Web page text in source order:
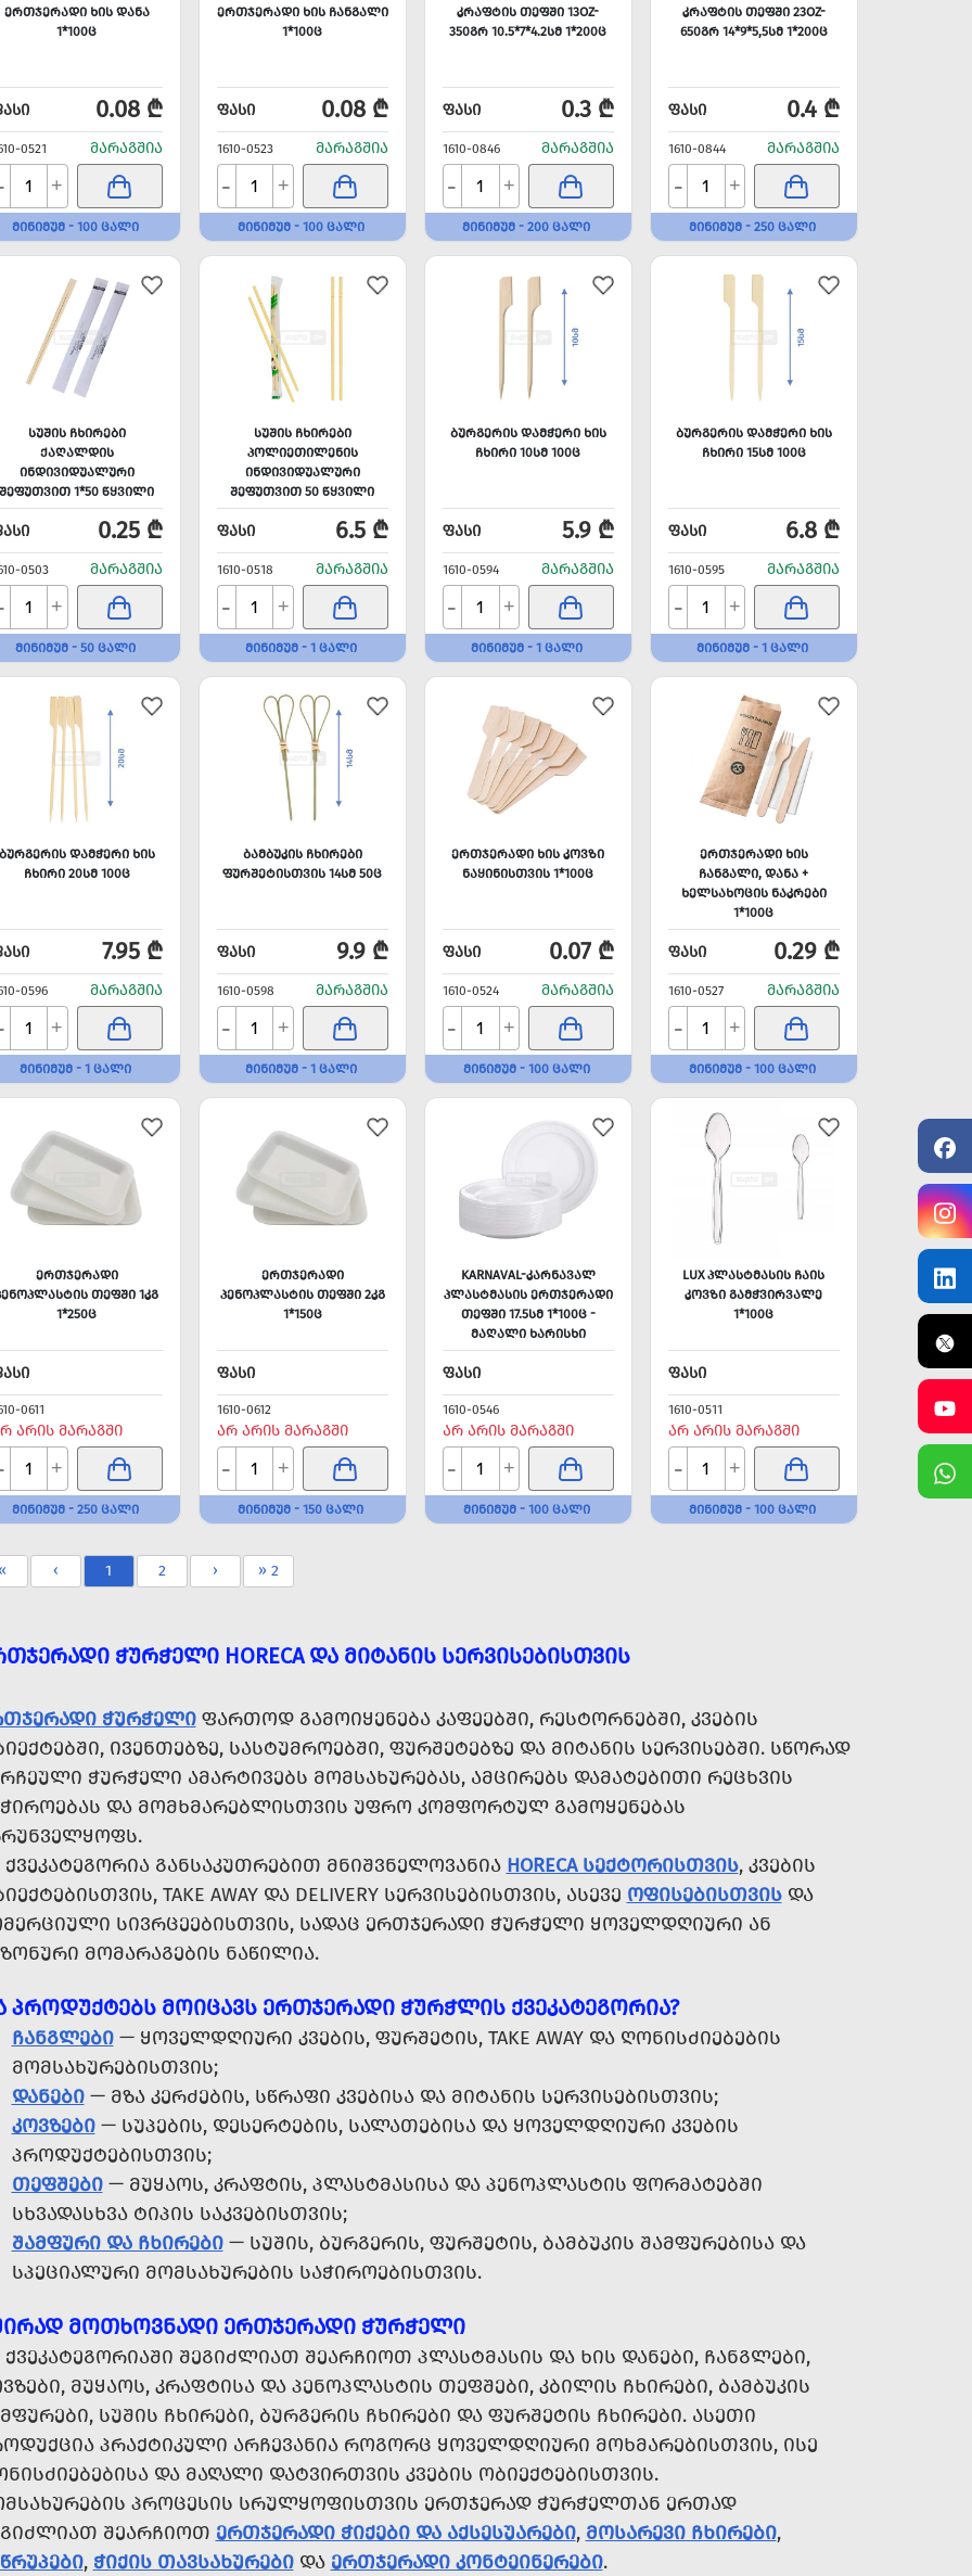
ᲔᲠᲗᲯᲔᲠᲐᲓᲘ ᲮᲘᲡ ᲓᲐᲜᲐ
1*100Ც
0.08 ₾
0521 ᲛᲐᲠᲐᲒᲨᲘᲐ
+
ᲛᲘᲜᲘᲛᲣᲛ - 100 ᲪᲐᲚᲘ
ᲔᲠᲗᲯᲔᲠᲐᲓᲘ ᲮᲘᲡ ᲩᲐᲜᲒᲐᲚᲘ
1*100Ც
ᲤᲐᲡᲘ 0.08 ₾
1610-0523 ᲛᲐᲠᲐᲒᲨᲘᲐ
- +
ᲛᲘᲜᲘᲛᲣᲛ - 100 ᲪᲐᲚᲘ
ᲙᲠᲐᲤᲢᲘᲡ ᲗᲔᲤᲨᲘ 13OZ-
350ᲒᲠ 10.5*7*4.2ᲡᲛ 1*200Ც
ᲤᲐᲡᲘ 0.3 ₾
1610-0846 ᲛᲐᲠᲐᲒᲨᲘᲐ
- +
ᲛᲘᲜᲘᲛᲣᲛ - 200 ᲪᲐᲚᲘ
ᲙᲠᲐᲤᲢᲘᲡ ᲗᲔᲤᲨᲘ 23OZ-
650ᲒᲠ 14*9*5,5ᲡᲛ 1*200Ც
ᲤᲐᲡᲘ 0.4 ₾
1610-0844 ᲛᲐᲠᲐᲒᲨᲘᲐ
- +
ᲛᲘᲜᲘᲛᲣᲛ - 250 ᲪᲐᲚᲘ
ᲡᲣᲨᲘᲡ ᲩᲮᲘᲠᲔᲑᲘ
ᲥᲐᲦᲐᲚᲓᲘᲡ
ᲘᲜᲓᲘᲕᲘᲓᲣᲐᲚᲣᲠᲘ
ᲨᲔᲤᲣᲗᲕᲘᲗ 1*50 ᲬᲧᲕᲘᲚᲘ
0.25 ₾
0503 ᲛᲐᲠᲐᲒᲨᲘᲐ
+
ᲛᲘᲜᲘᲛᲣᲛ - 50 ᲪᲐᲚᲘ
ᲡᲣᲨᲘᲡ ᲩᲮᲘᲠᲔᲑᲘ
ᲞᲝᲚᲘᲔᲗᲘᲚᲔᲜᲘᲡ
ᲘᲜᲓᲘᲕᲘᲓᲣᲐᲚᲣᲠᲘ
ᲨᲔᲤᲣᲗᲕᲘᲗ 50 ᲬᲧᲕᲘᲚᲘ
ᲤᲐᲡᲘ 6.5 ₾
1610-0518 ᲛᲐᲠᲐᲒᲨᲘᲐ
- +
ᲛᲘᲜᲘᲛᲣᲛ - 1 ᲪᲐᲚᲘ
ᲑᲣᲠᲒᲔᲠᲘᲡ ᲓᲐᲛᲭᲔᲠᲘ ᲮᲘᲡ
ᲩᲮᲘᲠᲘ 10ᲡᲛ 100Ც
ᲤᲐᲡᲘ 5.9 ₾
1610-0594 ᲛᲐᲠᲐᲒᲨᲘᲐ
- +
ᲛᲘᲜᲘᲛᲣᲛ - 1 ᲪᲐᲚᲘ
ᲑᲣᲠᲒᲔᲠᲘᲡ ᲓᲐᲛᲭᲔᲠᲘ ᲮᲘᲡ
ᲩᲮᲘᲠᲘ 15ᲡᲛ 100Ც
ᲤᲐᲡᲘ 6.8 ₾
1610-0595 ᲛᲐᲠᲐᲒᲨᲘᲐ
- +
ᲛᲘᲜᲘᲛᲣᲛ - 1 ᲪᲐᲚᲘ
ᲓᲐᲛᲭᲔᲠᲘ ᲮᲘᲡ
ᲩᲮᲘᲠᲘ 20ᲡᲛ 100Ც
7.95 ₾
0596 ᲛᲐᲠᲐᲒᲨᲘᲐ
+
ᲛᲘᲜᲘᲛᲣᲛ - 1 ᲪᲐᲚᲘ
ᲑᲐᲛᲑᲣᲙᲘᲡ ᲩᲮᲘᲠᲔᲑᲘ
ᲤᲣᲠᲨᲔᲢᲘᲡᲗᲕᲘᲡ 14ᲡᲛ 50Ც
ᲤᲐᲡᲘ 9.9 ₾
1610-0598 ᲛᲐᲠᲐᲒᲨᲘᲐ
- +
ᲛᲘᲜᲘᲛᲣᲛ - 1 ᲪᲐᲚᲘ
ᲔᲠᲗᲯᲔᲠᲐᲓᲘ ᲮᲘᲡ ᲙᲝᲕᲖᲘ
ᲜᲐᲧᲘᲜᲘᲡᲗᲕᲘᲡ 1*100Ც
ᲤᲐᲡᲘ 0.07 ₾
1610-0524 ᲛᲐᲠᲐᲒᲨᲘᲐ
- +
ᲛᲘᲜᲘᲛᲣᲛ - 100 ᲪᲐᲚᲘ
ᲔᲠᲗᲯᲔᲠᲐᲓᲘ ᲮᲘᲡ
ᲩᲐᲜᲒᲐᲚᲘ, ᲓᲐᲜᲐ +
ᲮᲔᲚᲡᲐᲮᲝᲪᲘᲡ ᲜᲐᲙᲠᲔᲑᲘ
1*100Ც
ᲤᲐᲡᲘ 0.29 ₾
1610-0527 ᲛᲐᲠᲐᲒᲨᲘᲐ
- +
ᲛᲘᲜᲘᲛᲣᲛ - 100 ᲪᲐᲚᲘ
ᲔᲠᲗᲯᲔᲠᲐᲓᲘ
ᲗᲔᲤᲨᲘ 1ᲙᲒ
1*250Ც
0611
ᲐᲠᲘᲡ ᲛᲐᲠᲐᲒᲨᲘ
+
ᲛᲘᲜᲘᲛᲣᲛ - 250 ᲪᲐᲚᲘ
ᲔᲠᲗᲯᲔᲠᲐᲓᲘ
ᲞᲔᲜᲝᲞᲚᲐᲡᲢᲘᲡ ᲗᲔᲤᲨᲘ 2ᲙᲒ
1*150Ც
ᲤᲐᲡᲘ
1610-0612
ᲐᲠ ᲐᲠᲘᲡ ᲛᲐᲠᲐᲒᲨᲘ
- +
ᲛᲘᲜᲘᲛᲣᲛ - 150 ᲪᲐᲚᲘ
KARNAVAL-ᲙᲐᲠᲜᲐᲕᲐᲚ
ᲞᲚᲐᲡᲢᲛᲐᲡᲘᲡ ᲔᲠᲗᲯᲔᲠᲐᲓᲘ
ᲗᲔᲤᲨᲘ 17.5ᲡᲛ 1*100Ც -
ᲛᲐᲦᲐᲚᲘ ᲮᲐᲠᲘᲡᲮᲘ
ᲤᲐᲡᲘ
1610-0546
ᲐᲠ ᲐᲠᲘᲡ ᲛᲐᲠᲐᲒᲨᲘ
- +
ᲛᲘᲜᲘᲛᲣᲛ - 100 ᲪᲐᲚᲘ
LUX ᲞᲚᲐᲡᲢᲛᲐᲡᲘᲡ ᲩᲐᲘᲡ
ᲙᲝᲕᲖᲘ ᲒᲐᲛᲭᲕᲘᲠᲕᲐᲚᲔ
1*100Ც
ᲤᲐᲡᲘ
1610-0511
ᲐᲠ ᲐᲠᲘᲡ ᲛᲐᲠᲐᲒᲨᲘ
- +
ᲛᲘᲜᲘᲛᲣᲛ - 100 ᲪᲐᲚᲘ
‹ 1 2 › » 2
ᲭᲣᲠᲭᲔᲚᲘ HORECA ᲓᲐ ᲛᲘᲢᲐᲜᲘᲡ ᲡᲔᲠᲕᲘᲡᲔᲑᲘᲡᲗᲕᲘᲡ
ᲭᲣᲠᲭᲔᲚᲘᲤᲐᲠᲗᲝᲓ ᲒᲐᲛᲝᲘᲧᲔᲜᲔᲑᲐ ᲙᲐᲤᲔᲔᲑᲨᲘ, ᲠᲔᲡᲢᲝᲠᲜᲔᲑᲨᲘ, ᲙᲕᲔᲑᲘᲡ
ᲘᲕᲔᲜᲗᲔᲑᲖᲔ, ᲡᲐᲡᲢᲣᲛᲠᲝᲔᲑᲨᲘ, ᲤᲣᲠᲨᲔᲢᲔᲑᲖᲔ ᲓᲐ ᲛᲘᲢᲐᲜᲘᲡ ᲡᲔᲠᲕᲘᲡᲔᲑᲨᲘ. ᲡᲬᲝᲠᲐᲓ
ᲭᲣᲠᲭᲔᲚᲘ ᲐᲛᲐᲠᲢᲘᲕᲔᲑᲡ ᲛᲝᲛᲡᲐᲮᲣᲠᲔᲑᲐᲡ, ᲐᲛᲪᲘᲠᲔᲑᲡ ᲓᲐᲛᲐᲢᲔᲑᲘᲗᲘ ᲠᲔᲪᲮᲕᲘᲡ
ᲓᲐ ᲛᲝᲛᲮᲛᲐᲠᲔᲑᲚᲘᲡᲗᲕᲘᲡ ᲣᲤᲠᲝ ᲙᲝᲛᲤᲝᲠᲢᲣᲚ ᲒᲐᲛᲝᲧᲔᲜᲔᲑᲐᲡ
ᲥᲕᲔᲙᲐᲢᲔᲒᲝᲠᲘᲐ ᲒᲐᲜᲡᲐᲙᲣᲗᲠᲔᲑᲘᲗ ᲛᲜᲘᲨᲕᲜᲔᲚᲝᲕᲐᲜᲘᲐ HORECA ᲡᲔᲥᲢᲝᲠᲘᲡᲗᲕᲘᲡ, ᲙᲕᲔᲑᲘᲡ
TAKE AWAY ᲓᲐ DELIVERY ᲡᲔᲠᲕᲘᲡᲔᲑᲘᲡᲗᲕᲘᲡ, ᲐᲡᲔᲕᲔ ᲝᲤᲘᲡᲔᲑᲘᲡᲗᲕᲘᲡᲓᲐ
ᲡᲘᲕᲠᲪᲔᲔᲑᲘᲡᲗᲕᲘᲡ, ᲡᲐᲓᲐᲪ ᲔᲠᲗᲯᲔᲠᲐᲓᲘ ᲭᲣᲠᲭᲔᲚᲘ ᲧᲝᲕᲔᲚᲓᲦᲘᲣᲠᲘ ᲐᲜ
ᲛᲝᲛᲐᲠᲐᲒᲔᲑᲘᲡ ᲜᲐᲬᲘᲚᲘᲐ.
ᲞᲠᲝᲓᲣᲥᲢᲔᲑᲡ ᲛᲝᲘᲪᲐᲕᲡ ᲔᲠᲗᲯᲔᲠᲐᲓᲘ ᲭᲣᲠᲭᲚᲘᲡ ᲥᲕᲔᲙᲐᲢᲔᲒᲝᲠᲘᲐ?
ᲩᲐᲜᲒᲚᲔᲑᲘ— ᲧᲝᲕᲔᲚᲓᲦᲘᲣᲠᲘ ᲙᲕᲔᲑᲘᲡ, ᲤᲣᲠᲨᲔᲢᲘᲡ, TAKE AWAY ᲓᲐ ᲦᲝᲜᲘᲡᲫᲘᲔᲑᲔᲑᲘᲡ
ᲛᲝᲛᲡᲐᲮᲣᲠᲔᲑᲘᲡᲗᲕᲘᲡ;
ᲓᲐᲜᲔᲑᲘ— ᲛᲖᲐ ᲙᲔᲠᲫᲔᲑᲘᲡ, ᲡᲬᲠᲐᲤᲘ ᲙᲕᲔᲑᲘᲡᲐ ᲓᲐ ᲛᲘᲢᲐᲜᲘᲡ ᲡᲔᲠᲕᲘᲡᲔᲑᲘᲡᲗᲕᲘᲡ;
ᲙᲝᲕᲖᲔᲑᲘ— ᲡᲣᲞᲔᲑᲘᲡ, ᲓᲔᲡᲔᲠᲢᲔᲑᲘᲡ, ᲡᲐᲚᲐᲗᲔᲑᲘᲡᲐ ᲓᲐ ᲧᲝᲕᲔᲚᲓᲦᲘᲣᲠᲘ ᲙᲕᲔᲑᲘᲡ
ᲞᲠᲝᲓᲣᲥᲢᲔᲑᲘᲡᲗᲕᲘᲡ;
ᲗᲔᲤᲨᲔᲑᲘ— ᲛᲣᲧᲐᲝᲡ, ᲙᲠᲐᲤᲢᲘᲡ, ᲞᲚᲐᲡᲢᲛᲐᲡᲘᲡᲐ ᲓᲐ ᲞᲔᲜᲝᲞᲚᲐᲡᲢᲘᲡ ᲤᲝᲠᲛᲐᲢᲔᲑᲨᲘ
ᲡᲮᲕᲐᲓᲐᲡᲮᲕᲐ ᲢᲘᲞᲘᲡ ᲡᲐᲙᲕᲔᲑᲘᲡᲗᲕᲘᲡ;
ᲨᲐᲛᲤᲣᲠᲘ ᲓᲐ ᲩᲮᲘᲠᲔᲑᲘ— ᲡᲣᲨᲘᲡ, ᲑᲣᲠᲒᲔᲠᲘᲡ, ᲤᲣᲠᲨᲔᲢᲘᲡ, ᲑᲐᲛᲑᲣᲙᲘᲡ ᲨᲐᲛᲤᲣᲠᲔᲑᲘᲡᲐ ᲓᲐ
ᲡᲞᲔᲪᲘᲐᲚᲣᲠᲘ ᲛᲝᲛᲡᲐᲮᲣᲠᲔᲑᲘᲡ ᲡᲐᲭᲘᲠᲝᲔᲑᲘᲡᲗᲕᲘᲡ.
ᲛᲝᲗᲮᲝᲕᲜᲐᲓᲘ ᲔᲠᲗᲯᲔᲠᲐᲓᲘ ᲭᲣᲠᲭᲔᲚᲘ
ᲥᲕᲔᲙᲐᲢᲔᲒᲝᲠᲘᲐᲨᲘ ᲨᲔᲒᲘᲫᲚᲘᲐᲗ ᲨᲔᲐᲠᲩᲘᲝᲗ ᲞᲚᲐᲡᲢᲛᲐᲡᲘᲡ ᲓᲐ ᲮᲘᲡ ᲓᲐᲜᲔᲑᲘ, ᲩᲐᲜᲒᲚᲔᲑᲘ,
ᲛᲣᲧᲐᲝᲡ, ᲙᲠᲐᲤᲢᲘᲡᲐ ᲓᲐ ᲞᲔᲜᲝᲞᲚᲐᲡᲢᲘᲡ ᲗᲔᲤᲨᲔᲑᲘ, ᲙᲑᲘᲚᲘᲡ ᲩᲮᲘᲠᲔᲑᲘ, ᲑᲐᲛᲑᲣᲙᲘᲡ
ᲡᲣᲨᲘᲡ ᲩᲮᲘᲠᲔᲑᲘ, ᲑᲣᲠᲒᲔᲠᲘᲡ ᲩᲮᲘᲠᲔᲑᲘ ᲓᲐ ᲤᲣᲠᲨᲔᲢᲘᲡ ᲩᲮᲘᲠᲔᲑᲘ. ᲐᲡᲔᲗᲘ
ᲞᲠᲐᲥᲢᲘᲙᲣᲚᲘ ᲐᲠᲩᲔᲕᲐᲜᲘᲐ ᲠᲝᲒᲝᲠᲪ ᲧᲝᲕᲔᲚᲓᲦᲘᲣᲠᲘ ᲛᲝᲮᲛᲐᲠᲔᲑᲘᲡᲗᲕᲘᲡ, ᲘᲡᲔ
ᲓᲐ ᲛᲐᲦᲐᲚᲘ ᲓᲐᲢᲕᲘᲠᲗᲕᲘᲡ ᲙᲕᲔᲑᲘᲡ ᲝᲑᲘᲔᲥᲢᲔᲑᲘᲡᲗᲕᲘᲡ.
ᲞᲠᲝᲪᲔᲡᲘᲡ ᲡᲠᲣᲚᲧᲝᲤᲘᲡᲗᲕᲘᲡ ᲔᲠᲗᲯᲔᲠᲐᲓ ᲭᲣᲠᲭᲔᲚᲗᲐᲜ ᲔᲠᲗᲐᲓ
ᲨᲔᲐᲠᲩᲘᲝᲗ ᲔᲠᲗᲯᲔᲠᲐᲓᲘ ᲭᲘᲥᲔᲑᲘ ᲓᲐ ᲐᲥᲡᲔᲡᲣᲐᲠᲔᲑᲘ, ᲛᲝᲡᲐᲠᲔᲕᲘ ᲩᲮᲘᲠᲔᲑᲘ,
, ᲭᲘᲥᲘᲡ ᲗᲐᲕᲡᲐᲮᲣᲠᲔᲑᲘᲓᲐ ᲔᲠᲗᲯᲔᲠᲐᲓᲘ ᲙᲝᲜᲢᲔᲘᲜᲔᲠᲔᲑᲘ.